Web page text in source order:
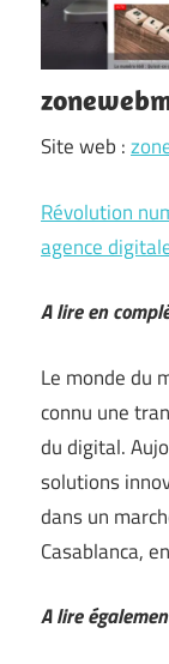
Site web :
Révolution
agence
A lire en
Le monde du
connu une
du digital.
solutions
dans un
Casablanca,
A lire